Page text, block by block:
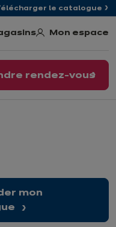
le catalogue
Mon espace
rendez-vous
mon